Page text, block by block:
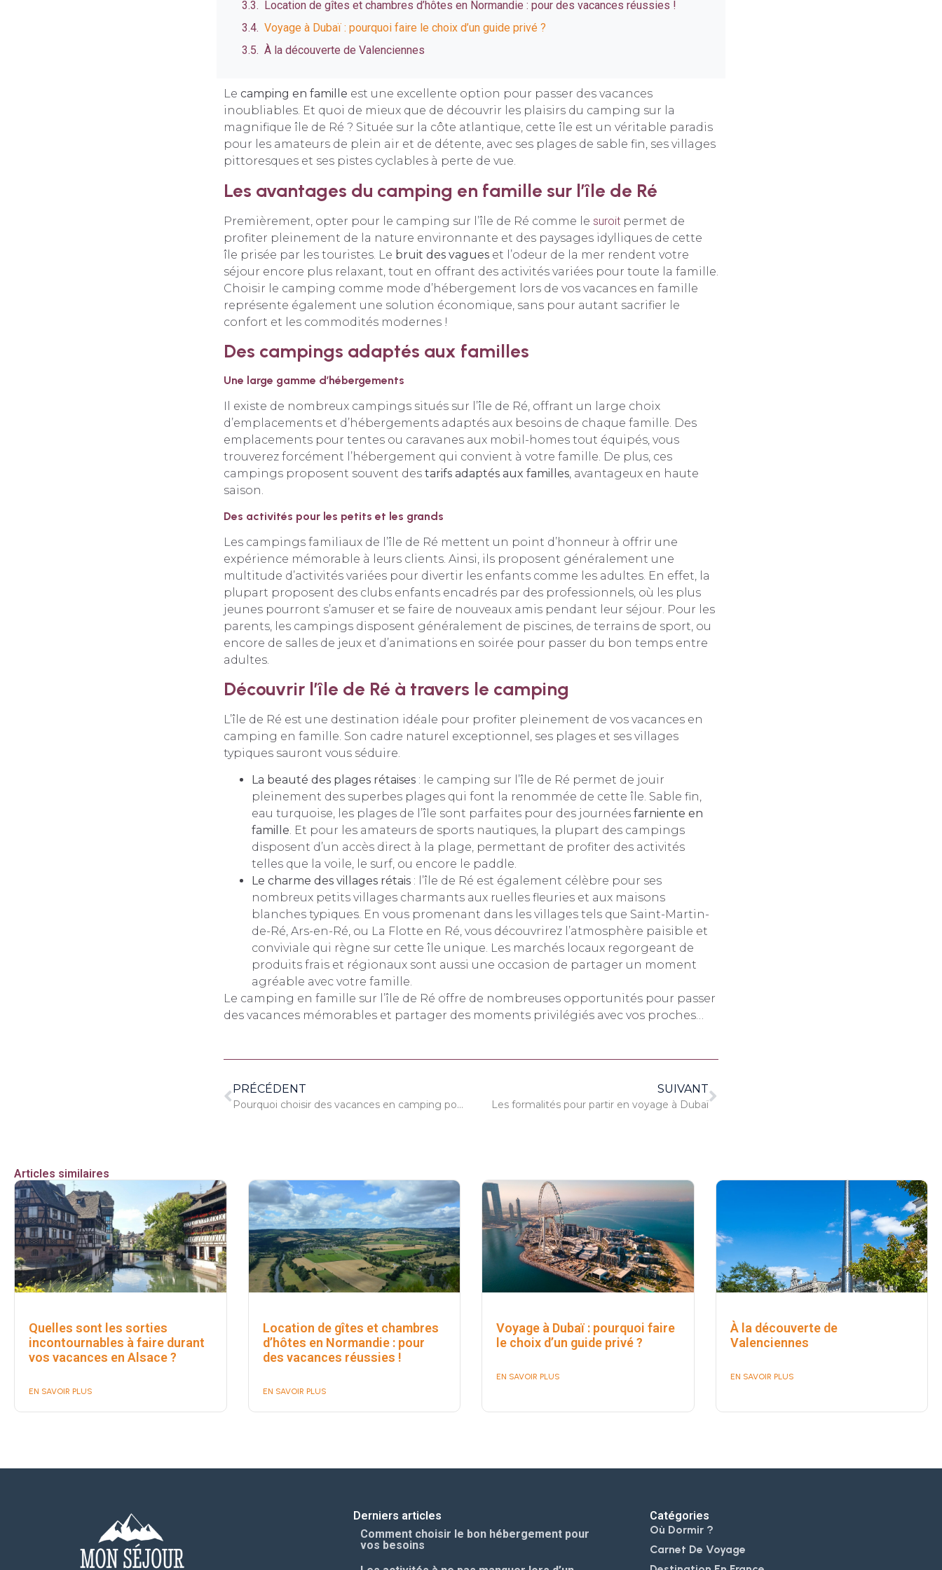
Location de gîtes et chambres d’hôtes en Normandie : pour des vacances réussies !
Voyage à Dubaï : pourquoi faire le choix d’un guide privé ?
À la découverte de Valenciennes
Le camping en famille est une excellente option pour passer des vacances
inoubliables. Et quoi de mieux que de découvrir les plaisirs du camping sur la
magnifique île de Ré ? Située sur la côte atlantique, cette île est un véritable paradis
pour les amateurs de plein air et de détente, avec ses plages de sable fin, ses villages
pittoresques et ses pistes cyclables à perte de vue.
Les avantages du camping en famille sur l’île de Ré
Premièrement, opter pour le camping sur l’île de Ré comme le suroitpermet de
profiter pleinement de la nature environnante et des paysages idylliques de cette
île prisée par les touristes. Le bruit des vagueset l’odeur de la mer rendent votre
séjour encore plus relaxant, tout en offrant des activités variées pour toute la famille.
Choisir le camping comme mode d’hébergement lors de vos vacances en famille
représente également une solution économique, sans pour autant sacrifier le
confort et les commodités modernes !
Des campings adaptés aux familles
Une large gamme d’hébergements
Il existe de nombreux campings situés sur l’île de Ré, offrant un large choix
d’emplacements et d’hébergements adaptés aux besoins de chaque famille. Des
emplacements pour tentes ou caravanes aux mobil-homes tout équipés, vous
trouverez forcément l’hébergement qui convient à votre famille. De plus, ces
campings proposent souvent des tarifs adaptés aux familles, avantageux en haute
saison.
Des activités pour les petits et les grands
Les campings familiaux de l’île de Ré mettent un point d’honneur à offrir une
expérience mémorable à leurs clients. Ainsi, ils proposent généralement une
multitude d’activités variées pour divertir les enfants comme les adultes. En effet, la
plupart proposent des clubs enfants encadrés par des professionnels, où les plus
jeunes pourront s’amuser et se faire de nouveaux amis pendant leur séjour. Pour les
parents, les campings disposent généralement de piscines, de terrains de sport, ou
encore de salles de jeux et d’animations en soirée pour passer du bon temps entre
adultes.
Découvrir l’île de Ré à travers le camping
L’île de Ré est une destination idéale pour profiter pleinement de vos vacances en
camping en famille. Son cadre naturel exceptionnel, ses plages et ses villages
typiques sauront vous séduire.
La beauté des plages rétaises: le camping sur l’île de Ré permet de jouir
pleinement des superbes plages qui font la renommée de cette île. Sable fin,
eau turquoise, les plages de l’île sont parfaites pour des journées farniente en
famille. Et pour les amateurs de sports nautiques, la plupart des campings
disposent d’un accès direct à la plage, permettant de profiter des activités
telles que la voile, le surf, ou encore le paddle.
Le charme des villages rétais : l’île de Ré est également célèbre pour ses
nombreux petits villages charmants aux ruelles fleuries et aux maisons
blanches typiques. En vous promenant dans les villages tels que Saint-Martin-
de-Ré, Ars-en-Ré, ou La Flotte en Ré, vous découvrirez l’atmosphère paisible et
conviviale qui règne sur cette île unique. Les marchés locaux regorgeant de
produits frais et régionaux sont aussi une occasion de partager un moment
agréable avec votre famille.
Le camping en famille sur l’île de Ré offre de nombreuses opportunités pour passer
des vacances mémorables et partager des moments privilégiés avec vos proches…
PRÉCÉDENT
Pourquoi choisir des vacances en camping pour votre prochaine escapade ?
SUIVANT
Les formalités pour partir en voyage à Dubaï
Articles similaires
Quelles sont les sorties
incontournables à faire durant
vos vacances en Alsace ?
EN SAVOIR PLUS
Location de gîtes et chambres
d’hôtes en Normandie : pour
des vacances réussies !
EN SAVOIR PLUS
Voyage à Dubaï : pourquoi faire
le choix d’un guide privé ?
EN SAVOIR PLUS
À la découverte de
Valenciennes
EN SAVOIR PLUS
Derniers articles
Comment choisir le bon hébergement pour
vos besoins
Catégories
Où Dormir ?
Carnet De Voyage